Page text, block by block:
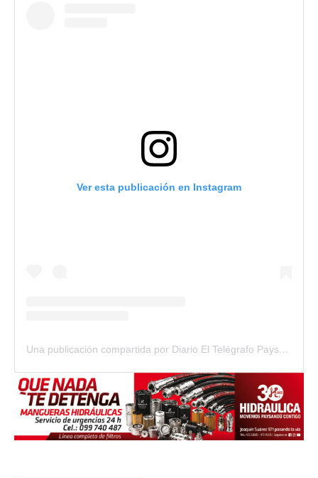
Ver esta publicación en Instagram
Una publicación compartida por Diario El Telégrafo Paysandú (@diario_el_telegrafo)